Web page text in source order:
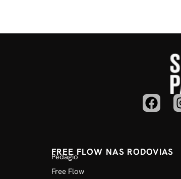
FREE FLOW NAS RODOVIAS
Pedágio
Free Flow